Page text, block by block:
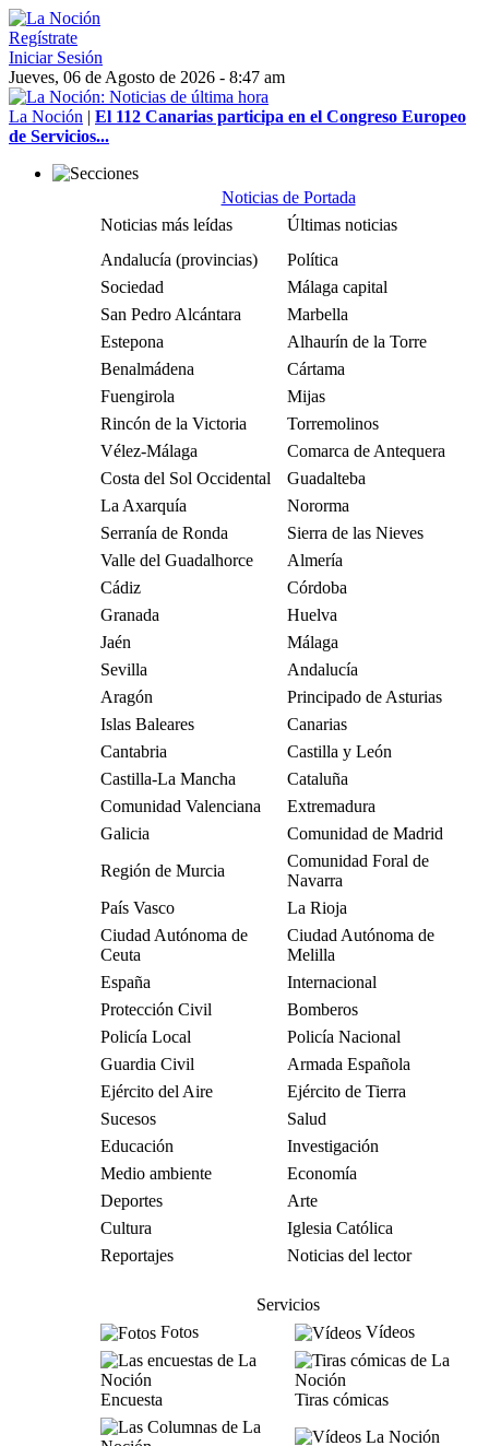
Regístrate
Iniciar Sesión
Jueves, 06 de Agosto de 2026 - 8:47 am
La Noción | El 112 Canarias participa en el Congreso Europeo
de Servicios...
Noticias de Portada
Noticias más leídas
Últimas noticias
Andalucía (provincias)
Política
Sociedad
Málaga capital
San Pedro Alcántara
Marbella
Estepona
Alhaurín de la Torre
Benalmádena
Cártama
Fuengirola
Mijas
Rincón de la Victoria
Torremolinos
Vélez-Málaga
Comarca de Antequera
Costa del Sol Occidental
Guadalteba
La Axarquía
Nororma
Serranía de Ronda
Sierra de las Nieves
Valle del Guadalhorce
Almería
Cádiz
Córdoba
Granada
Huelva
Jaén
Málaga
Sevilla
Andalucía
Aragón
Principado de Asturias
Islas Baleares
Canarias
Cantabria
Castilla y León
Castilla-La Mancha
Cataluña
Comunidad Valenciana
Extremadura
Galicia
Comunidad de Madrid
Región de Murcia
Comunidad Foral de
Navarra
País Vasco
La Rioja
Ciudad Autónoma de
Ceuta
Ciudad Autónoma de
Melilla
España
Internacional
Protección Civil
Bomberos
Policía Local
Policía Nacional
Guardia Civil
Armada Española
Ejército del Aire
Ejército de Tierra
Sucesos
Salud
Educación
Investigación
Medio ambiente
Economía
Deportes
Arte
Cultura
Iglesia Católica
Reportajes
Noticias del lector
Servicios
Fotos
Vídeos
Encuesta Tiras cómicas